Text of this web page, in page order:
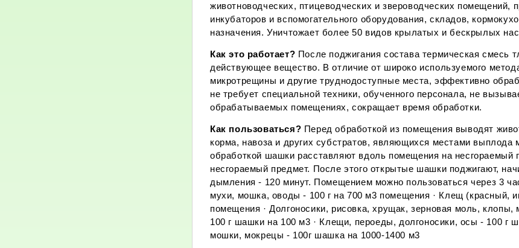
животноводческих, птицеводческих и звероводческих помещений,
инкубаторов и вспомогательного оборудования, складов,
назначения. Уничтожает более 50 видов крылатых и бескрылых
Как это работает? После поджигания состава термическая
действующее вещество. В отличие от широко используемого
микротрещины и другие труднодоступные места, эффективно
не требует специальной техники, обученного персонала, не
обрабатываемых помещениях, сокращает время обработки.
Как пользоваться? Перед обработкой из помещения выводят
корма, навоза и других субстратов, являющихся местами
обработкой шашки расставляют вдоль помещения на
несгораемый предмет. После этого открытые шашки поджигают,
дымления - 120 минут. Помещением можно пользоваться через 3
мухи, мошка, оводы - 100 г на 700 м3 помещения · Клещ (красный,
помещения · Долгоносики, рисовка, хрущак, зерновая моль,
100 г шашки на 100 м3 · Клещи, пероеды, долгоносики, осы - 100 г
мошки, мокрецы - 100г шашка на 1000-1400 м3